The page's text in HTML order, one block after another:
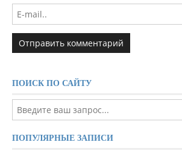
ПОИСК ПО САЙТУ
ПОПУЛЯРНЫЕ ЗАПИСИ